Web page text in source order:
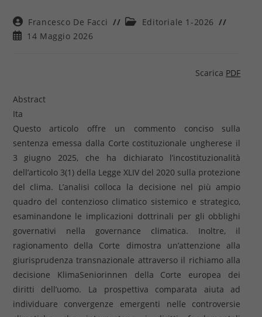
Autore
dell'articolo:
Francesco De Facci
Categoria
Editoriale 1-2026
Articolo
14 Maggio 2026
Scarica PDF
Abstract
Ita
Questo articolo offre un commento conciso sulla
sentenza emessa dalla Corte costituzionale ungherese il
3 giugno 2025, che ha dichiarato l’incostituzionalità
dell’articolo 3(1) della Legge XLIV del 2020 sulla protezione
del clima. L’analisi colloca la decisione nel più ampio
quadro del contenzioso climatico sistemico e strategico,
esaminandone le implicazioni dottrinali per gli obblighi
governativi nella governance climatica. Inoltre, il
ragionamento della Corte dimostra un’attenzione alla
giurisprudenza transnazionale attraverso il richiamo alla
decisione KlimaSeniorinnen della Corte europea dei
diritti dell’uomo. La prospettiva comparata aiuta ad
individuare convergenze emergenti nelle controversie